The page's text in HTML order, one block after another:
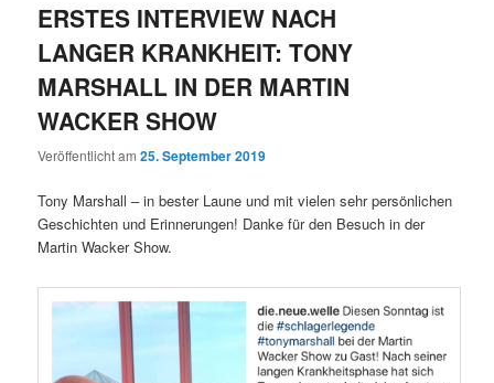
ERSTES INTERVIEW NACH
LANGER KRANKHEIT: TONY
MARSHALL IN DER MARTIN
WACKER SHOW
Veröffentlicht am25. September 2019
Tony Marshall – in bester Laune und mit vielen sehr persönlichen
Geschichten und Erinnerungen! Danke für den Besuch in der
Martin Wacker Show.